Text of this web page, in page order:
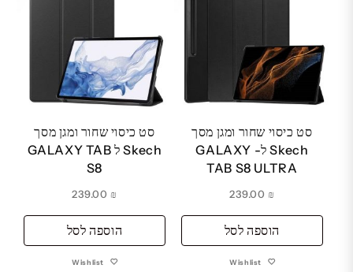
סט כיסוי שחור ומגן מסך
Skech ל GALAXY TAB
S8
₪
הוספה לסל
Wishlist
סט כיסוי שחור ומגן מסך
Skech ל- GALAXY
TAB S8 ULTRA
₪
הוספה לסל
Wishlist